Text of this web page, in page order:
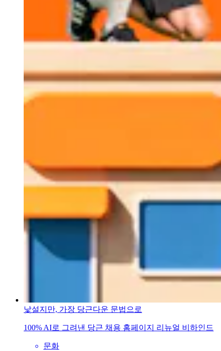
낯설지만, 가장 당근다운 문법으로
100% AI로 그려낸 당근 채용 홈페이지 리뉴얼 비하인드
문화